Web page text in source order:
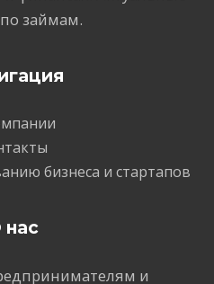
займам.
бизнеса и стартапов
нас
и